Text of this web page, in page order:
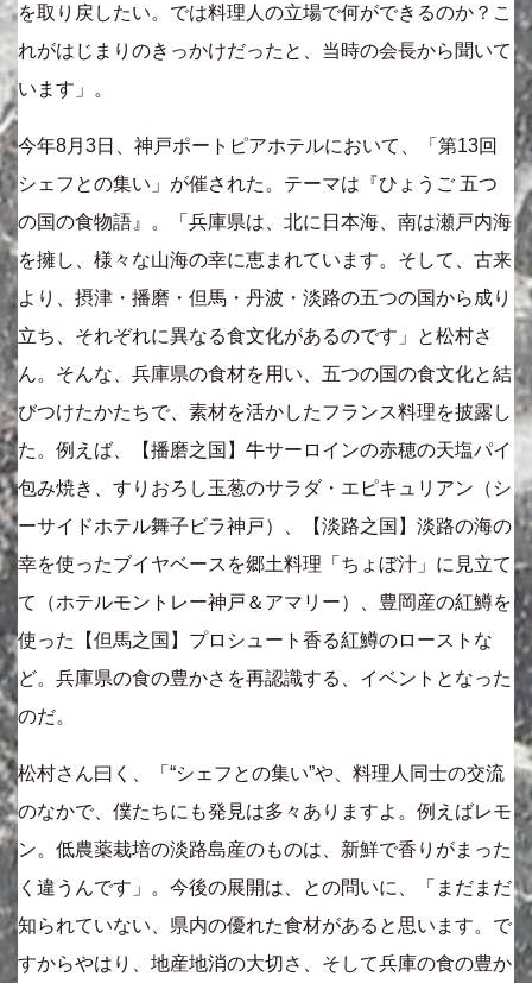
を取り戻したい。では料理人の立場で何ができるのか？こ
れがはじまりのきっかけだったと、当時の会長から聞いて
います」。
今年8月3日、神戸ポートピアホテルにおいて、「第13回
シェフとの集い」が催された。テーマは『ひょうご 五つ
の国の食物語』。「兵庫県は、北に日本海、南は瀬戸内海
を擁し、様々な山海の幸に恵まれています。そして、古来
より、摂津・播磨・但馬・丹波・淡路の五つの国から成り
立ち、それぞれに異なる食文化があるのです」と松村さ
ん。そんな、兵庫県の食材を用い、五つの国の食文化と結
びつけたかたちで、素材を活かしたフランス料理を披露し
た。例えば、【播磨之国】牛サーロインの赤穂の天塩パイ
包み焼き、すりおろし玉葱のサラダ・エピキュリアン（シ
ーサイドホテル舞子ビラ神戸）、【淡路之国】淡路の海の
幸を使ったブイヤベースを郷土料理「ちょぼ汁」に見立て
て（ホテルモントレー神戸＆アマリー）、豊岡産の紅鱒を
使った【但馬之国】プロシュート香る紅鱒のローストな
ど。兵庫県の食の豊かさを再認識する、イベントとなった
のだ。
松村さん曰く、「“シェフとの集い”や、料理人同士の交流
のなかで、僕たちにも発見は多々ありますよ。例えばレモ
ン。低農薬栽培の淡路島産のものは、新鮮で香りがまった
く違うんです」。今後の展開は、との問いに、「まだまだ
知られていない、県内の優れた食材があると思います。で
すからやはり、地産地消の大切さ、そして兵庫の食の豊か